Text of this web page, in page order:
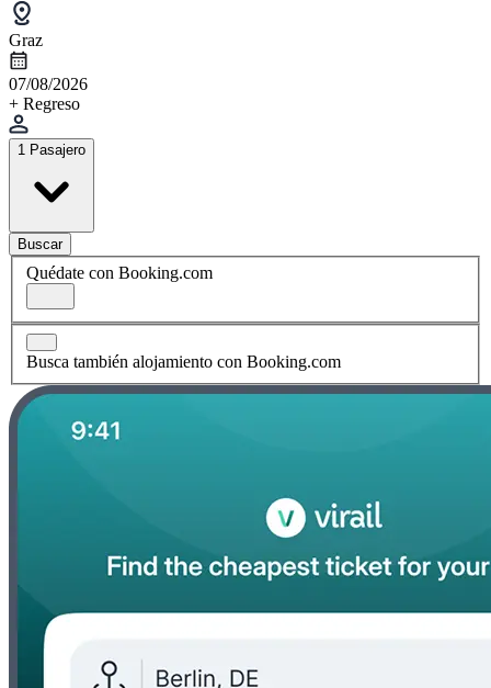
Graz
07/08/2026
+ Regreso
1 Pasajero
Buscar
Quédate con Booking.com
Busca también alojamiento con Booking.com